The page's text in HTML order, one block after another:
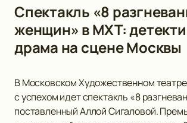
Спектакль «8
женщин» в МХТ:
драма на сцене Москвы
В Московском Художественном
с успехом идет спектакль «8
поставленный Аллой Сигаловой.